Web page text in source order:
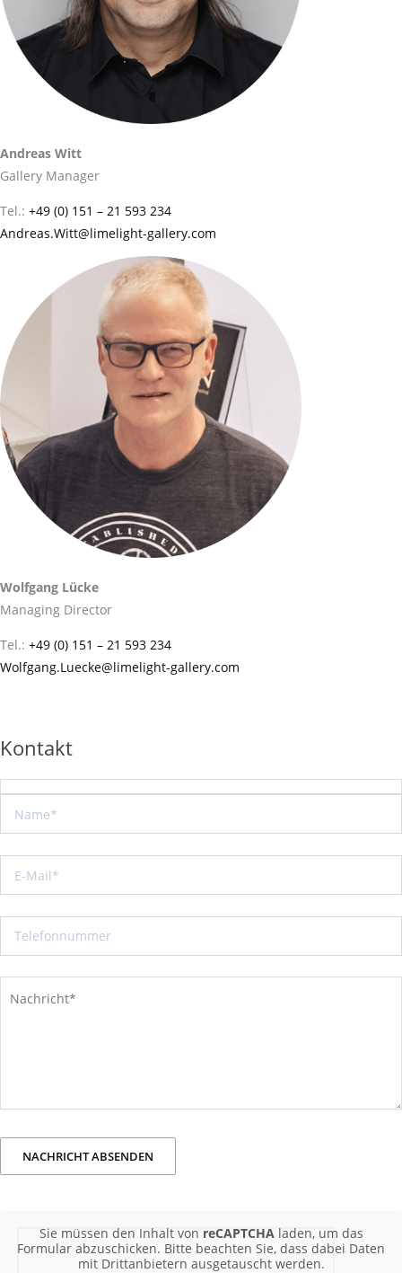
Andreas Witt
Gallery Manager
Tel.: +49 (0) 151 – 21 593 234
Andreas.Witt@limelight-gallery.com
Wolfgang Lücke
Managing Director
Tel.: +49 (0) 151 – 21 593 234
Wolfgang.Luecke@limelight-gallery.com
Kontakt
Sie müssen den Inhalt von reCAPTCHA laden, um das
Formular abzuschicken. Bitte beachten Sie, dass dabei Daten
mit Drittanbietern ausgetauscht werden.